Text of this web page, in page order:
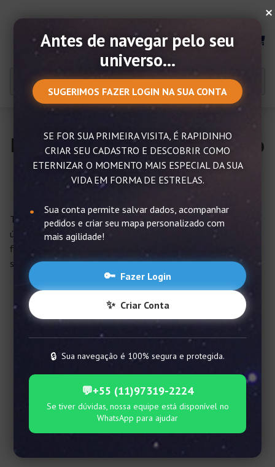
Pingente personalizado com o
universo
Ter um pingente personalizado é a certeza de ter um item
único e diferenciado, feito sob medida para você e sua
finalidade. Nada é tão especial quanto adquirir uma joia com
significado ou presentear alguém querido dessa forma.
×
Antes de navegar pelo seu
universo...
SUGERIMOS FAZER LOGIN NA SUA CONTA
SE FOR SUA PRIMEIRA VISITA, É RAPIDINHO
CRIAR SEU CADASTRO E DESCOBRIR COMO
ETERNIZAR O MOMENTO MAIS ESPECIAL DA SUA
VIDA EM FORMA DE ESTRELAS.
Sua conta permite salvar dados, acompanhar
pedidos e criar seu mapa personalizado com
mais agilidade!
🔑 Fazer Login
✨ Criar Conta
🔒 Sua navegação é 100% segura e protegida.
💬+55 (11)97319-2224
Se tiver dúvidas, nossa equipe está disponível no
WhatsApp para ajudar